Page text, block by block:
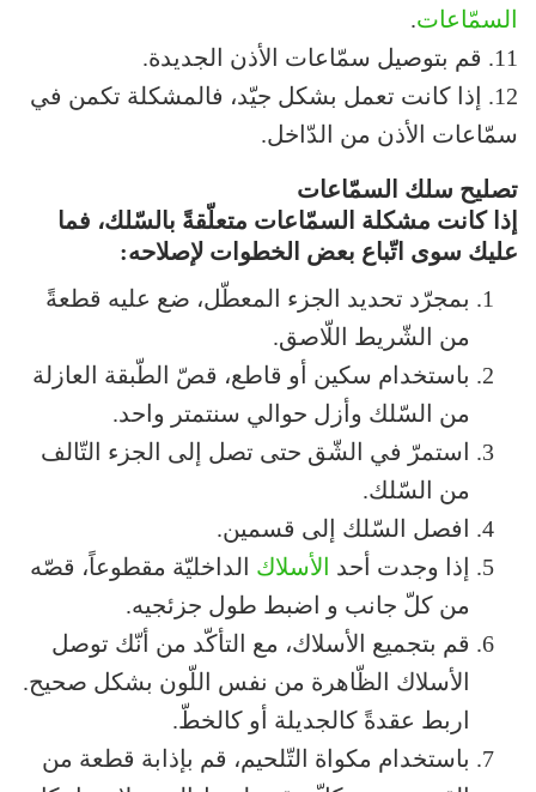
السمّاعات.
11. قم بتوصيل سمّاعات الأذن الجديدة.
12. إذا كانت تعمل بشكل جيّد، فالمشكلة تكمن في
سمّاعات الأذن من الدّاخل.
تصليح سلك السمّاعات
إذا كانت مشكلة السمّاعات متعلّقةً بالسّلك، فما
عليك سوى اتّباع بعض الخطوات لإصلاحه:
بمجرّد تحديد الجزء المعطّل، ضع عليه قطعةً
من الشّريط اللّاصق.
باستخدام سكين أو قاطع، قصّ الطّبقة العازلة
من السّلك وأزل حوالي سنتمتر واحد.
استمرّ في الشّق حتى تصل إلى الجزء التّالف
من السّلك.
افصل السّلك إلى قسمين.
إذا وجدت أحد الأسلاك الداخليّة مقطوعاً، قصّه
من كلّ جانب و اضبط طول جزئجيه.
قم بتجميع الأسلاك، مع التأكّد من أنّك توصل
الأسلاك الظّاهرة من نفس اللّون بشكل صحيح.
اربط عقدةً كالجديلة أو كالخطّ.
باستخدام مكواة التّلحيم، قم بإذابة قطعة من